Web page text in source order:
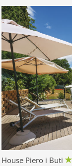
House Piero i Buti